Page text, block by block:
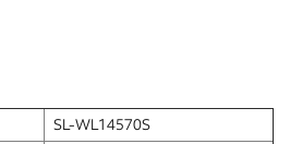
SL-WL14570S